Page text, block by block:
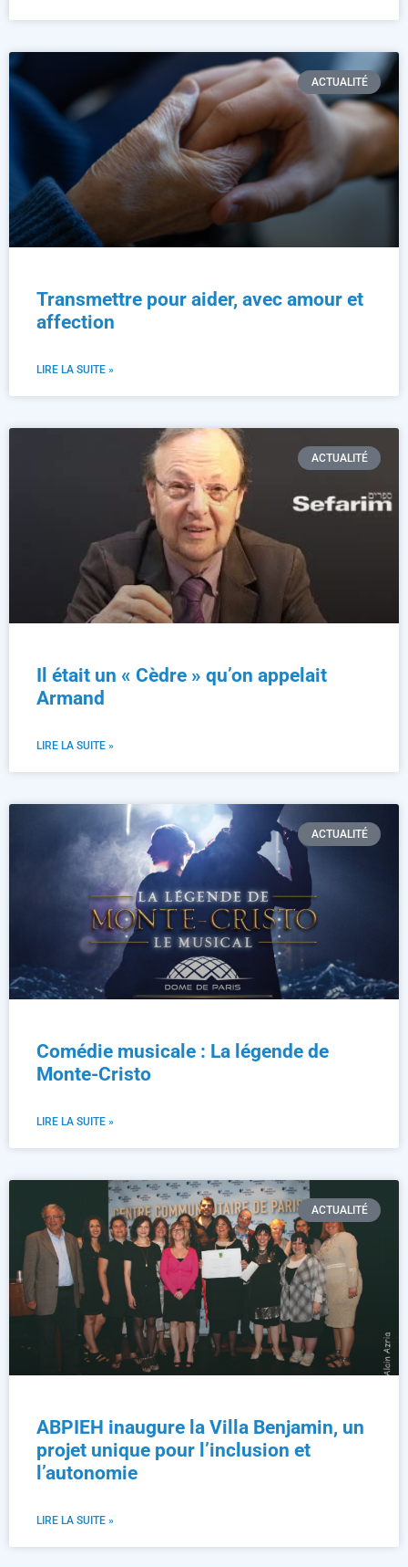
ACTUALITÉ
Transmettre pour aider, avec amour et
affection
LIRE LA SUITE »
ACTUALITÉ
Il était un « Cèdre » qu’on appelait
Armand
LIRE LA SUITE »
ACTUALITÉ
Comédie musicale : La légende de
Monte-Cristo
LIRE LA SUITE »
ACTUALITÉ
ABPIEH inaugure la Villa Benjamin, un
projet unique pour l’inclusion et
l’autonomie
LIRE LA SUITE »